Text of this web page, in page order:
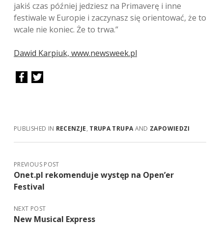
jakiś czas później jedziesz na Primaverę i inne
festiwale w Europie i zaczynasz się orientować, że to
wcale nie koniec. Że to trwa.”
Dawid Karpiuk, www.newsweek.pl
PUBLISHED IN RECENZJE, TRUPA TRUPAAND ZAPOWIEDZI
PREVIOUS POST
Onet.pl rekomenduje występ na Open’er
Festival
NEXT POST
New Musical Express